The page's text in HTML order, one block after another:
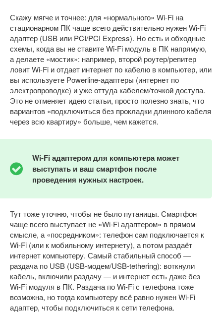
Скажу мягче и точнее: для «нормального» Wi-Fi на
стационарном ПК чаще всего действительно нужен Wi-Fi
адаптер (USB или PCI/PCI Express). Но есть и обходные
схемы, когда вы не ставите Wi-Fi модуль в ПК напрямую,
а делаете «мостик»: например, второй роутер/репитер
ловит Wi-Fi и отдает интернет по кабелю в компьютер, или
вы используете Powerline-адаптеры (интернет по
электропроводке) и уже оттуда кабелем/точкой доступа.
Это не отменяет идею статьи, просто полезно знать, что
вариантов «подключиться без прокладки длинного кабеля
через всю квартиру» больше, чем кажется.
Wi-Fi адаптером для компьютера может
выступать и ваш смартфон после
проведения нужных настроек.
Тут тоже уточню, чтобы не было путаницы. Смартфон
чаще всего выступает не «Wi-Fi адаптером» в прямом
смысле, а «посредником»: телефон сам подключается к
Wi-Fi (или к мобильному интернету), а потом раздаёт
интернет компьютеру. Самый стабильный способ —
раздача по USB (USB-модем/USB-tethering): воткнули
кабель, включили раздачу — и интернет есть даже без
Wi-Fi модуля в ПК. Раздача по Wi-Fi с телефона тоже
возможна, но тогда компьютеру всё равно нужен Wi-Fi
адаптер, чтобы подключиться к сети телефона.